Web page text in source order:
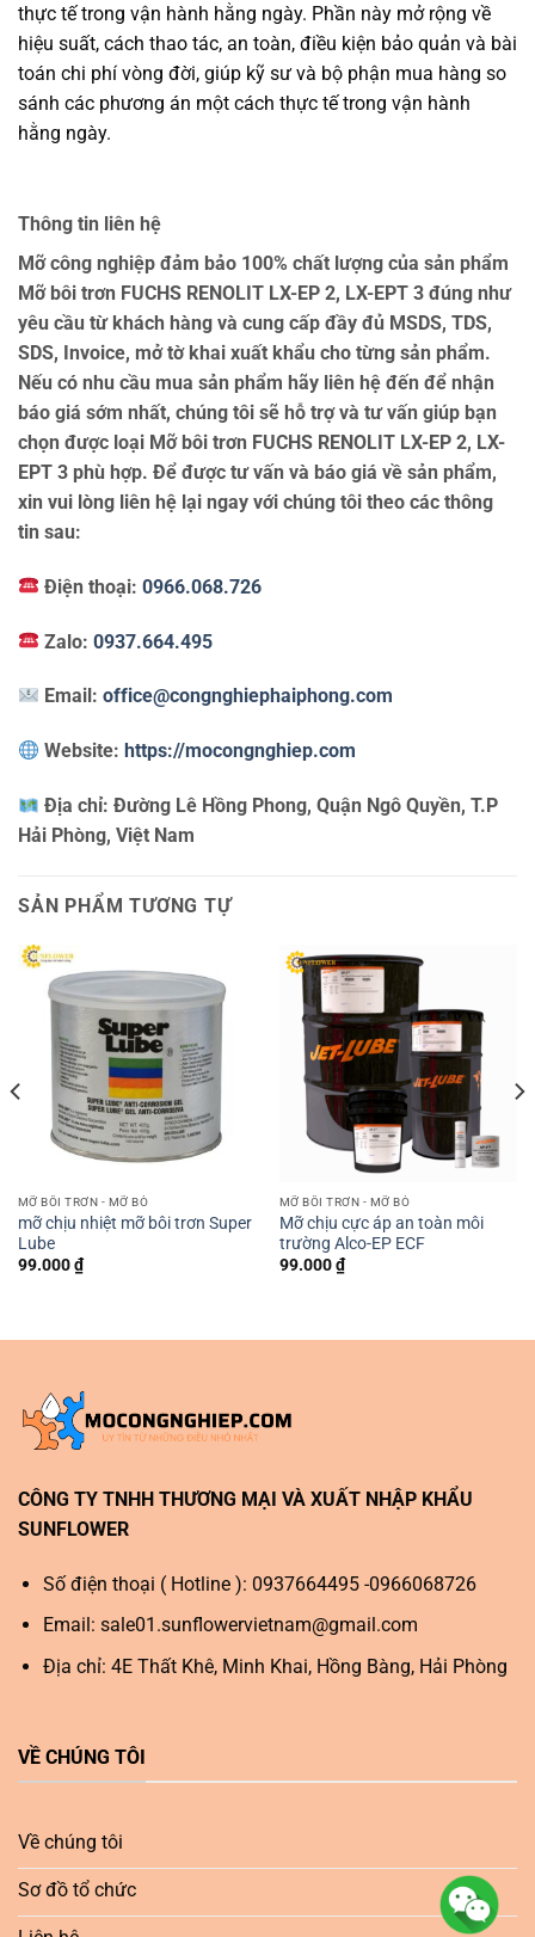
thực tế trong vận hành hằng ngày. Phần này mở rộng về
hiệu suất, cách thao tác, an toàn, điều kiện bảo quản và bài
toán chi phí vòng đời, giúp kỹ sư và bộ phận mua hàng so
sánh các phương án một cách thực tế trong vận hành
hằng ngày.
Thông tin liên hệ
Mỡ công nghiệp đảm bảo 100% chất lượng của sản phẩm
Mỡ bôi trơn FUCHS RENOLIT LX-EP 2, LX-EPT 3 đúng như
yêu cầu từ khách hàng và cung cấp đầy đủ MSDS, TDS,
SDS, Invoice, mở tờ khai xuất khẩu cho từng sản phẩm.
Nếu có nhu cầu mua sản phẩm hãy liên hệ đến để nhận
báo giá sớm nhất, chúng tôi sẽ hỗ trợ và tư vấn giúp bạn
chọn được loại Mỡ bôi trơn FUCHS RENOLIT LX-EP 2, LX-
EPT 3 phù hợp. Để được tư vấn và báo giá về sản phẩm,
xin vui lòng liên hệ lại ngay với chúng tôi theo các thông
tin sau:
Điện thoại:0966.068.726
Zalo:0937.664.495
Email:office@congnghiephaiphong.com
Website: https://mocongnghiep.com
Địa chỉ:Đường Lê Hồng Phong, Quận Ngô Quyền, T.P
Hải Phòng, Việt Nam
SẢN PHẨM TƯƠNG TỰ
MỠ BÔI TRƠN - MỠ BÒ
mỡ chịu nhiệt mỡ bôi trơn Super
Lube
99.000₫
MỠ BÔI TRƠN - MỠ BÒ
Mỡ chịu cực áp an toàn môi
trường Alco-EP ECF
99.000₫
CÔNG TY TNHH THƯƠNG MẠI VÀ XUẤT NHẬP KHẨU
SUNFLOWER
Số điện thoại ( Hotline ): 0937664495 -0966068726
Email: sale01.sunflowervietnam@gmail.com
Địa chỉ: 4E Thất Khê, Minh Khai, Hồng Bàng, Hải Phòng
VỀ CHÚNG TÔI
Về chúng tôi
Sơ đồ tổ chức